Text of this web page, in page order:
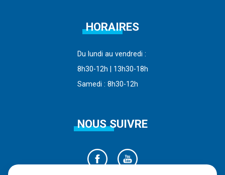
HORAIRES
Du lundi au vendredi :
8h30-12h | 13h30-18h
Samedi : 8h30-12h
NOUS SUIVRE